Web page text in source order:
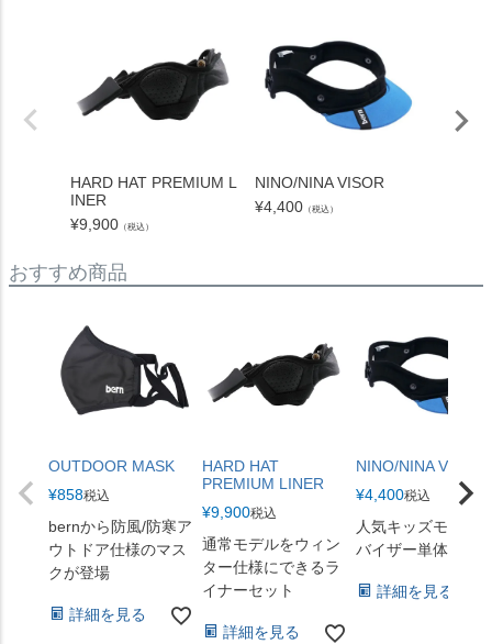
HARD HAT PREMIUM L
INER
¥9,900 （税込）
NINO/NINA VISOR
¥4,400 （税込）
おすすめ商品
OUTDOOR MASK
¥858税込
bernから防風/防寒ア
ウトドア仕様のマス
クが登場
詳細を見る
HARD HAT
PREMIUM LINER
¥9,900税込
通常モデルをウィン
ター仕様にできるラ
イナーセット
詳細を見る
NINO/NINA VISOR
¥4,400税込
人気キッズモデル
バイザー単体販売
詳細を見る